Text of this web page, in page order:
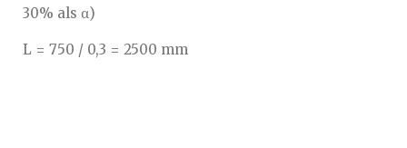
30% als α)
L = 750 / 0,3 = 2500 mm